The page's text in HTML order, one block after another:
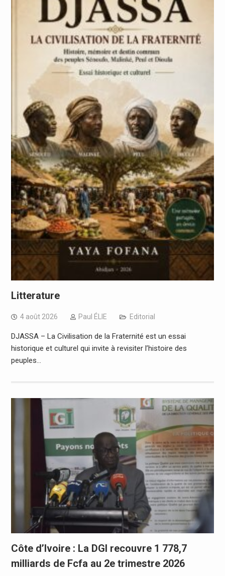
Litterature
4 août 2026 Paul ÉLIE Editorial
DJASSA – La Civilisation de la Fraternité est un essai
historique et culturel qui invite à revisiter l’histoire des
peuples…
Côte d’Ivoire : La DGI recouvre 1 778,7
milliards de Fcfa au 2e trimestre 2026